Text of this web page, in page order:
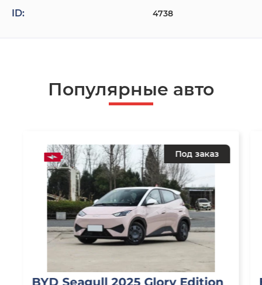
ID: 4738
Популярные авто
Под заказ